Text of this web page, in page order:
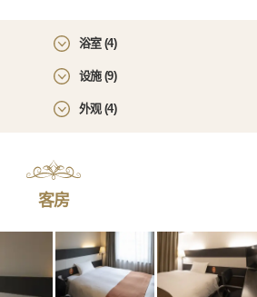
浴室 (4)
设施 (9)
外观 (4)
客房